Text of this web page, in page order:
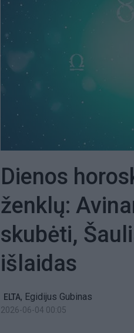
Dienos
ženklų:
skubėti,
išlaidas
ELTA, Egidijus Gubinas
2026-06-04 00:05